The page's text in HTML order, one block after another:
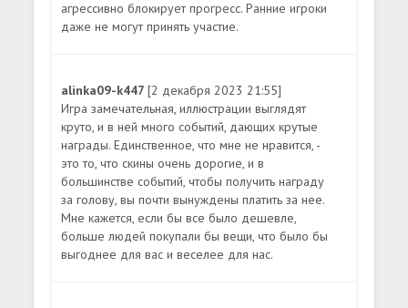
агрессивно блокирует прогресс. Ранние игроки
даже не могут принять участие.
alinka09-k447[2 декабря 2023 21:55]
Игра замечательная, иллюстрации выглядят
круто, и в ней много событий, дающих крутые
награды. Единственное, что мне не нравится, -
это то, что скины очень дорогие, и в
большинстве событий, чтобы получить награду
за голову, вы почти вынуждены платить за нее.
Мне кажется, если бы все было дешевле,
больше людей покупали бы вещи, что было бы
выгоднее для вас и веселее для нас.